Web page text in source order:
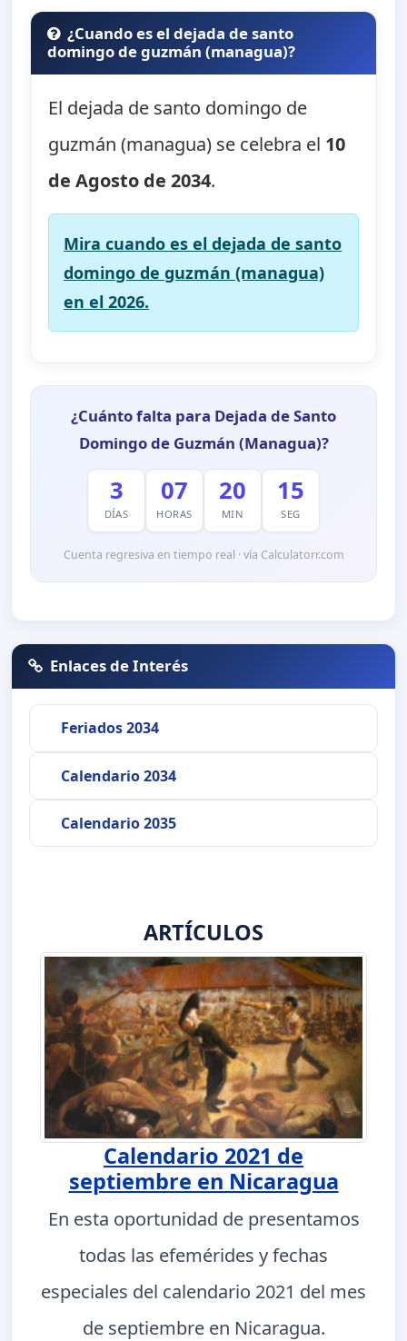
¿Cuando es el dejada de santo
domingo de guzmán (managua)?
El dejada de santo domingo de
guzmán (managua) se celebra el 10
de Agosto de 2034.
Mira cuando es el dejada de santo
domingo de guzmán (managua)
en el 2026.
¿Cuánto falta para Dejada de Santo
Domingo de Guzmán (Managua)?
3
DÍAS
07
HORAS
20
MIN
14
SEG
Cuenta regresiva en tiempo real · vía Calculatorr.com
Enlaces de Interés
Feriados 2034
Calendario 2034
Calendario 2035
ARTÍCULOS
Calendario 2021 de
septiembre en Nicaragua
En esta oportunidad de presentamos
todas las efemérides y fechas
especiales del calendario 2021 del mes
de septiembre en Nicaragua.